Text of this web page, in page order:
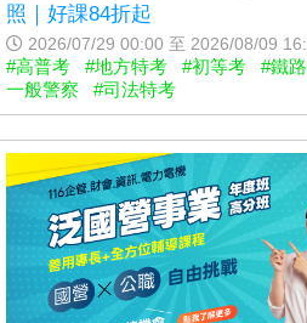
照｜好課84折起
2026/07/29 00:00 至 2026/08/09
#高普考 #地方特考 #初等考 #鐵
一般警察
#司法特考